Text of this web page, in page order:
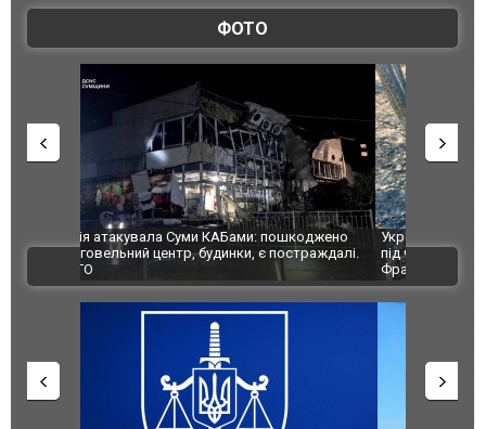
ФОТО
Українські надзвичайники врятували козуленя
під час ліквідації масштабної лісової пожежі у
Франції
СБУ за
Болгарії
ВІДЕО